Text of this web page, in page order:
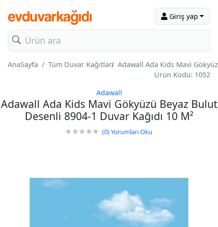
Giriş yap
AnaSayfa Tüm Duvar Kağıtları Adawall Ada Kids Mavi
Ürün Kodu: 1052
Adawall
Adawall Ada Kids Mavi Gökyüzü Beyaz Bulut
Desenli 8904-1 Duvar Kağıdı 10 M²
(0)Yorumları Oku